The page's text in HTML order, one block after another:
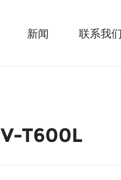
新闻 联系我
V-T600L